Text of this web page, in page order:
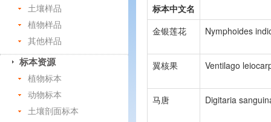
土壤样品
植物样品
其他样品
标本资源
植物标本
动物标本
土壤剖面标本
标本中文名
金银莲花
Nymphoides
翼核果 Ventilago
马唐 Digitaria